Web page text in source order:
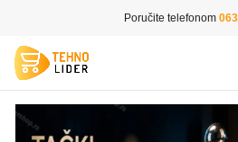
Poručite telefonom